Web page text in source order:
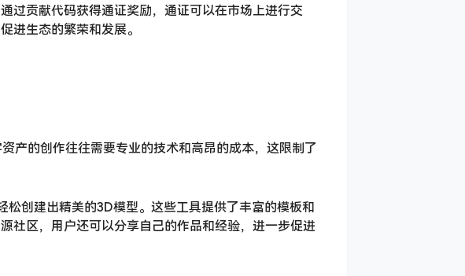
过贡献代码获得通证奖励，通证可以在市场上进行交
进生态的繁荣和发展。
产的创作往往需要专业的技术和高昂的成本，这限制了
创建出精美的3D模型。这些工具提供了丰富的模板和
社区，用户还可以分享自己的作品和经验，进一步促进